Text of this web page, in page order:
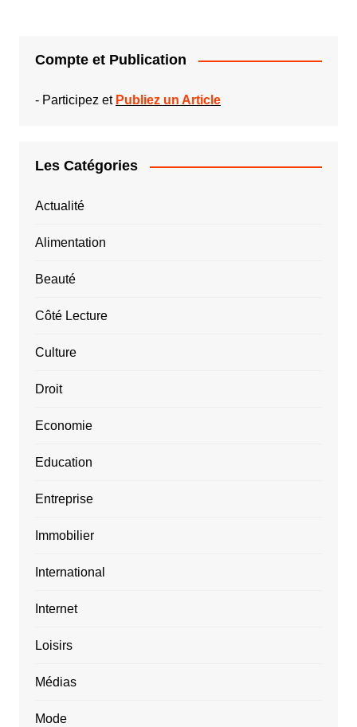
Compte et Publication
- Participez et Publiez un Article
Les Catégories
Actualité
Alimentation
Beauté
Côté Lecture
Culture
Droit
Economie
Education
Entreprise
Immobilier
International
Internet
Loisirs
Médias
Mode